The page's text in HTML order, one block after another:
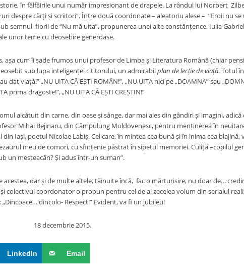
în fâlfâirile unui număr impresionant de drapele. La rândul lui Norbert
despre cărți și scriitori”. Între două coordonate – aleatoriu alese – “Eroii nu se
semnul florii de “Nu mă uita”, propunerea unei alte constănțence, Iulia
unor teme cu deosebire generoase.
așa cum îi șade frumos unui profesor de Limba și Literatura Română (chiar
sub lupa inteligenței cititorului, un admirabilplan de lecție de viață. Totul
dat viață!” „NU UITA CĂ EȘTI ROMÂN!”, „NU UITA nici pe „DOAMNA” sau
prima dragoste!”, „NU UITA CĂ EȘTI CREȘTIN!”
alcătuit din carne, din oase și sânge, dar mai ales din gândiri și imagini,
Mihai Bejinaru, din Câmpulung Moldovenesc, pentru menținerea în
Iași, poetul Nicolae Labiș. Cel care, în mintea cea bună și în inima cea
meu de comori, cu sfințenie păstrat în sipetul memoriei. Culiță –copilul
un mesteacăn? Și adus într-un suman”.
acestea, dar și de multe altele, tăinuite încă, fac o mărturisire, nu doar de…
colectivul coordonator o propun pentru cel de al zecelea volum din serialul
dincolo- Respect!” Evident, va fi un jubileu!
2015.
LinkedIn Email